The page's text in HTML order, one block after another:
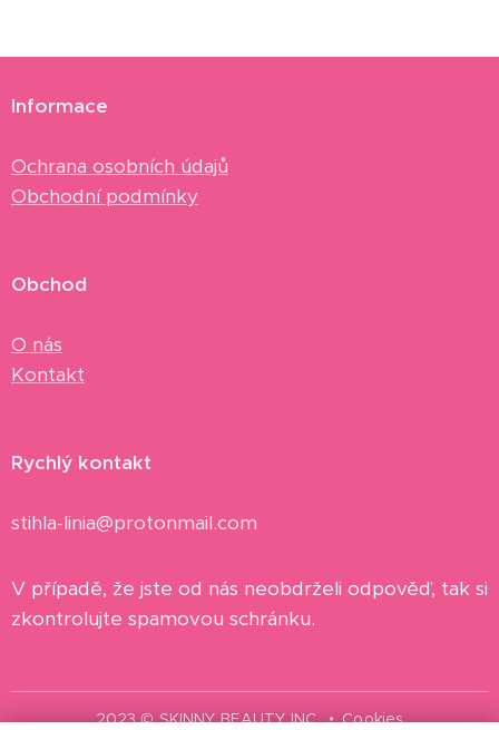
Informace
Ochrana osobních údajů
Obchodní podmínky
Obchod
O nás
Kontakt
Rychlý kontakt
stihla-linia@protonmail.com
V případě, že jste od nás neobdrželi odpověď, tak si
zkontrolujte spamovou schránku.
2023 © SKINNY BEAUTY INC. Cookies